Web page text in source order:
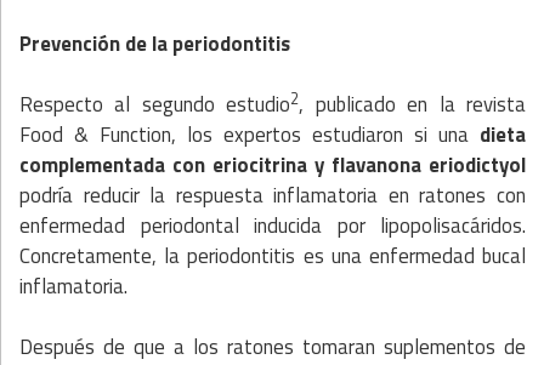
Prevención de la periodontitis
Respecto al segundo estudio2, publicado en la revista
Food & Function, los expertos estudiaron si una dieta
complementada con eriocitrina y flavanona eriodictyol
podría reducir la respuesta inflamatoria en ratones con
enfermedad periodontal inducida por lipopolisacáridos.
Concretamente, la periodontitis es una enfermedad bucal
inflamatoria.
Después de que a los ratones tomaran suplementos de